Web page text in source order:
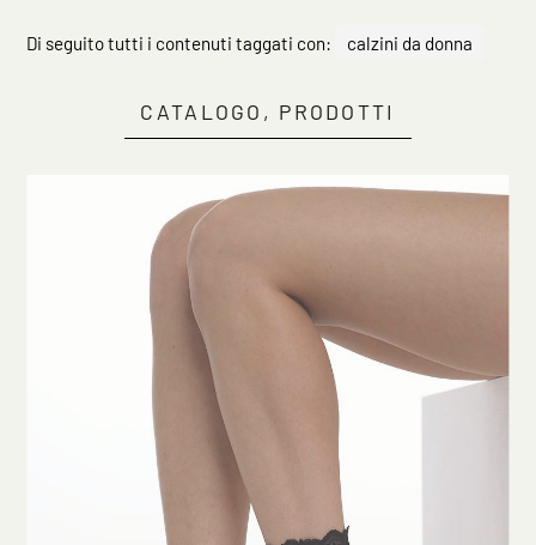
Di seguito tutti i contenuti taggati con: calzini da donna
CATALOGO, PRODOTTI